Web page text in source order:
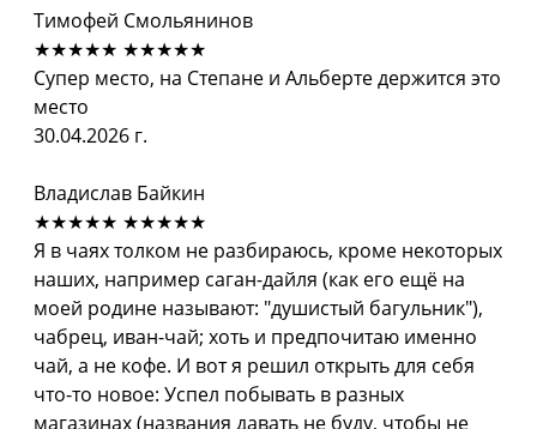
Тимофей Смольянинов
★★★★★ ★★★★★
Супер место, на Степане и Альберте держится это
место
30.04.2026 г.
Владислав Байкин
★★★★★ ★★★★★
Я в чаях толком не разбираюсь, кроме некоторых
наших, например саган-дайля (как его ещё на
моей родине называют: "душистый багульник"),
чабрец, иван-чай; хоть и предпочитаю именно
чай, а не кофе. И вот я решил открыть для себя
что-то новое: Успел побывать в разных
магазинах (названия давать не буду, чтобы не